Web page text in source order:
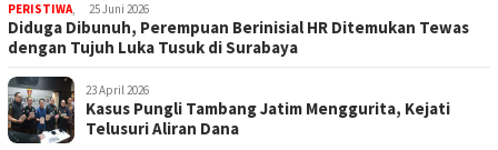
PERISTIWA, 25 Juni 2026
Diduga Dibunuh, Perempuan Berinisial HR Ditemukan Tewas
dengan Tujuh Luka Tusuk di Surabaya
23 April 2026
Kasus Pungli Tambang Jatim Menggurita, Kejati
Telusuri Aliran Dana